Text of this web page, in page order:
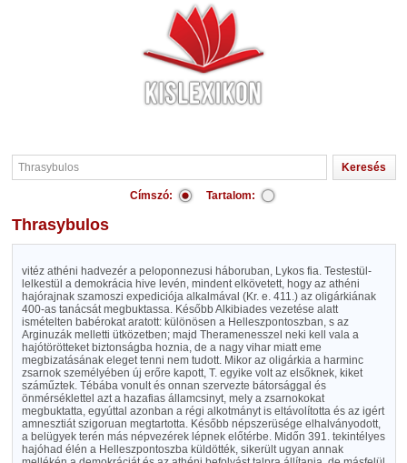
Címszó: Tartalom:
Thrasybulos
vitéz athéni hadvezér a peloponnezusi háboruban, Lykos fia. Testestül-
lelkestül a demokrácia hive levén, mindent elkövetett, hogy az athéni
hajórajnak szamoszi expediciója alkalmával (Kr. e. 411.) az oligárkiának
400-as tanácsát megbuktassa. Később Alkibiades vezetése alatt
ismételten babérokat aratott: különösen a Helleszpontoszban, s az
Arginuzák melletti ütközetben; majd Theramenesszel neki kell vala a
hajótörötteket biztonságba hoznia, de a nagy vihar miatt eme
megbizatásának eleget tenni nem tudott. Mikor az oligárkia a harminc
zsarnok személyében új erőre kapott, T. egyike volt az elsőknek, kiket
száműztek. Tébába vonult és onnan szervezte bátorsággal és
önmérséklettel azt a hazafias államcsinyt, mely a zsarnokokat
megbuktatta, egyúttal azonban a régi alkotmányt is eltávolította és az igért
amnesztiát szigoruan megtartotta. Később népszerüsége elhalványodott,
a belügyek terén más népvezérek lépnek előtérbe. Midőn 391. tekintélyes
hajóhad élén a Helleszpontoszba küldötték, sikerült ugyan annak